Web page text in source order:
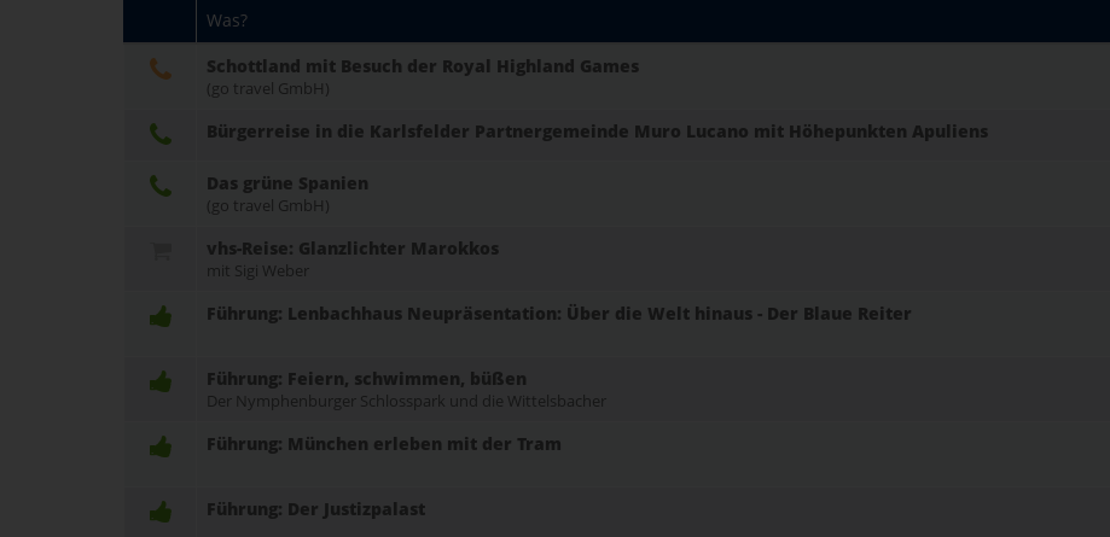
Was?
Schottland mit Besuch der Royal Highland Games
(go travel GmbH)
Bürgerreise in die Karlsfelder Partnergemeinde Muro Lucano mit Höhepunkten Apuliens
Das grüne Spanien
(go travel GmbH)
vhs-Reise: Glanzlichter Marokkos
mit Sigi Weber
Führung: Lenbachhaus Neupräsentation: Über die Welt hinaus - Der Blaue Reiter
Führung: Feiern, schwimmen, büßen
Der Nymphenburger Schlosspark und die Wittelsbacher
Führung: München erleben mit der Tram
Führung: Der Justizpalast